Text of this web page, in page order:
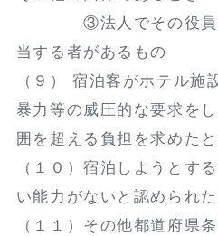
③法人でその役員の
当する者があるもの
（９） 宿泊客がホテル施
暴力等の威圧的な要求を
囲を超える負担を求めたと
（１０）宿泊しようとす
い能力がないと認められた
（１１）その他都道府県